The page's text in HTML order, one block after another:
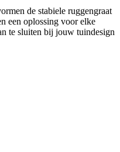
de stabiele ruggengraat
een oplossing voor elke
te sluiten bij jouw tuindesign